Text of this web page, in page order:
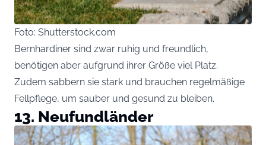
Foto: Shutterstock.com
Bernhardiner sind zwar ruhig und freundlich,
benötigen aber aufgrund ihrer Größe viel Platz.
Zudem sabbern sie stark und brauchen regelmäßige
Fellpflege, um sauber und gesund zu bleiben.
13. Neufundländer